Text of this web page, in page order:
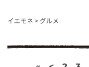
イエモネ > グルメ